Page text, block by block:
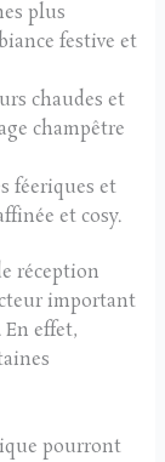
plus
festive et
chaudes et
champêtre
féeriques et
et cosy.
réception
important
effet,
pourront